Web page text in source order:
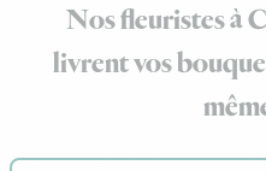
Nos fleuristes à
livrent vos